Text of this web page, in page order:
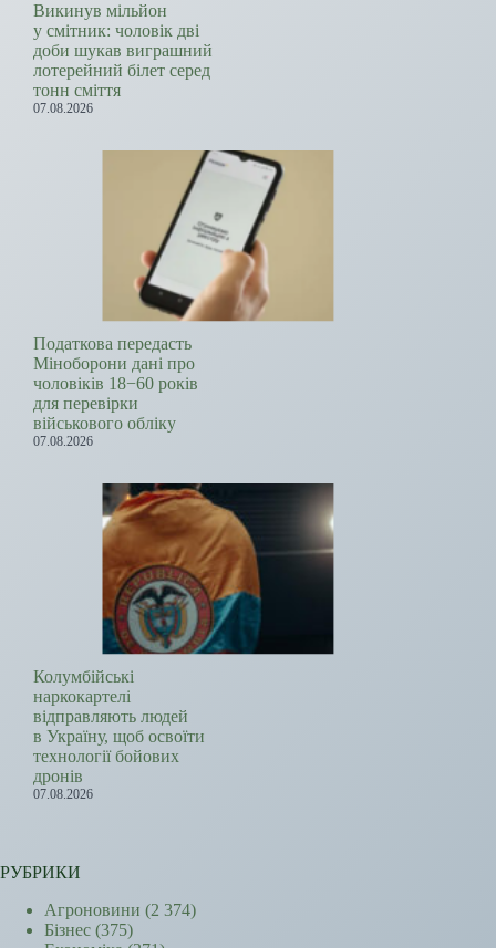
Викинув мільйон
у смітник: чоловік дві
доби шукав виграшний
лотерейний білет серед
тонн сміття
07.08.2026
Податкова передасть
Міноборони дані про
чоловіків 18−60 років
для перевірки
військового обліку
07.08.2026
Колумбійські
наркокартелі
відправляють людей
в Україну, щоб освоїти
технології бойових
дронів
07.08.2026
РУБРИКИ
Агроновини (2 374)
Бізнес (375)